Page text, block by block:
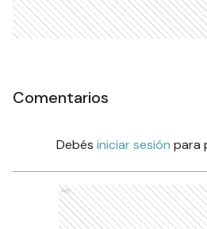
Comentarios
Debés iniciar sesión para
Ads